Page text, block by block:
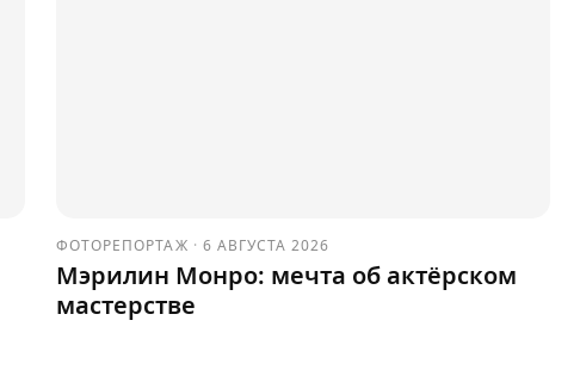
ФОТОРЕПОРТАЖ · 6 АВГУСТА 2026
Мэрилин Монро: мечта об актёрском
мастерстве